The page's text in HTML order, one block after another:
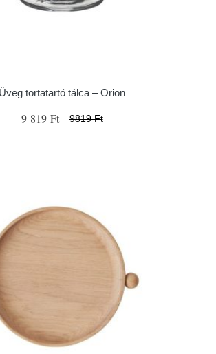
Üveg tortatartó tálca – Orion
9 819 Ft 9819 Ft